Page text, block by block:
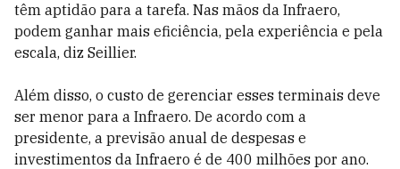
têm aptidão para a tarefa. Nas mãos da Infraero,
podem ganhar mais eficiência, pela experiência e pela
escala, diz Seillier.
Além disso, o custo de gerenciar esses terminais deve
ser menor para a Infraero. De acordo com a
presidente, a previsão anual de despesas e
investimentos da Infraero é de 400 milhões por ano.